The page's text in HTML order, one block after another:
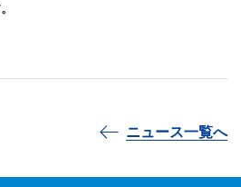
ニュース一覧へ